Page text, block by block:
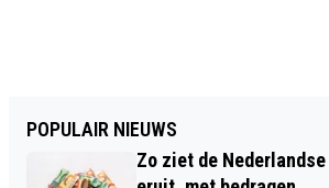
POPULAIR NIEUWS
Zo ziet de